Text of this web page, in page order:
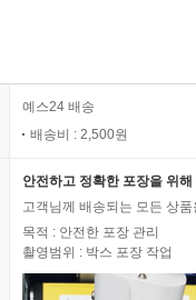
예스24 배송
배송비 : 2,500원
안전하고 정확한 포장을 위
고객님께 배송되는 모든 상
목적 : 안전한 포장 관리
촬영범위 : 박스 포장 작업